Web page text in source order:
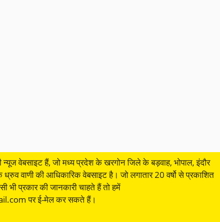
न्यूज वेबसाइट हैं, जो मध्य प्रदेश के खरगोन जिले के बड़वाह, भोपाल, इंदौर
वाणी की आधिकारिक वेबसाइट है। जो लगातार 20 वर्षो से प्रकाशित
भी प्रकार की जानकारी चाहते हैं तो हमें
पर ई-मेल कर सकते हैं।